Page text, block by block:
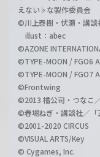
えない♭な製作委員会
©川上泰樹・伏瀬・講談
illust：abec
©AZONE
©TYPE-MOON / FGO6
©TYPE-MOON / FGO7
©Frontwing
©2013 橘公司・つなこ
©春場ねぎ・講談社／「
©2001-2020 CIRCUS
©VISUAL ARTS/Key
© Cygames, Inc.